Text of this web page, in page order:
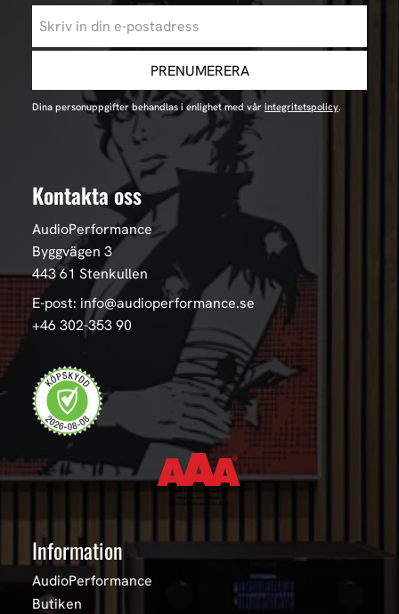
PRENUMERERA
Dina personuppgifter behandlas i enlighet med vår integritetspolicy.
Kontakta oss
AudioPerformance
Byggvägen 3
443 61 Stenkullen
E-post: info@audioperformance.se
+46 302-353 90
Information
AudioPerformance
Butiken